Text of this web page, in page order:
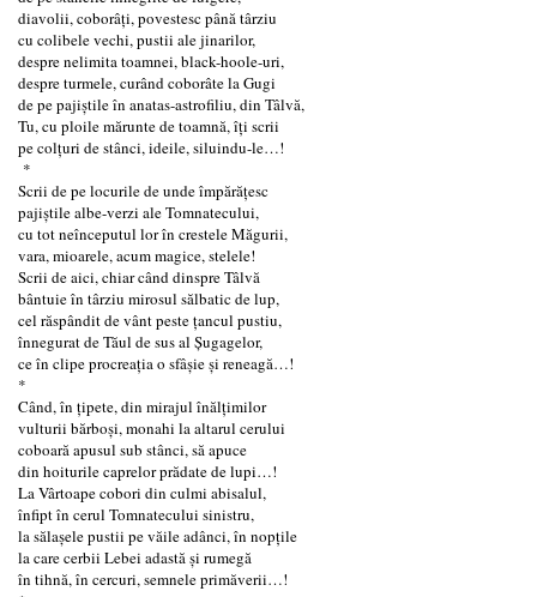
diavolii, coborâți, povestesc până târziu
cu colibele vechi, pustii ale jinarilor,
despre nelimita toamnei, black-hoole-uri,
despre turmele, curând coborâte la Gugi
de pe pajiștile în anatas-astrofiliu, din Tâlvă,
Tu, cu ploile mărunte de toamnă, îți scrii
pe colțuri de stânci, ideile, siluindu-le…!
*
Scrii de pe locurile de unde împărăţesc
pajiştile albe-verzi ale Tomnatecului,
cu tot neînceputul lor în crestele Măgurii,
vara, mioarele, acum magice, stelele!
Scrii de aici, chiar când dinspre Tâlvă
bântuie în târziu mirosul sălbatic de lup,
cel răspândit de vânt peste ţancul pustiu,
înnegurat de Tăul de sus al Şugagelor,
ce în clipe procreaţia o sfâșie și reneagă…!
*
Când, în țipete, din mirajul înălțimilor
vulturii bărboși, monahi la altarul cerului
coboară apusul sub stânci, să apuce
din hoiturile caprelor prădate de lupi…!
La Vârtoape cobori din culmi abisalul,
înfipt în cerul Tomnatecului sinistru,
la sălaşele pustii pe văile adânci, în nopţile
la care cerbii Lebei adastă și rumegă
în tihnă, în cercuri, semnele primăverii…!